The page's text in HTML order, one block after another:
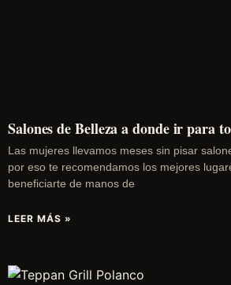
Salones de Belleza a donde ir para
Las mujeres llevamos meses sin pisar
por eso te recomendamos los mejores
beneficiarte de manos de
LEER MÁS »